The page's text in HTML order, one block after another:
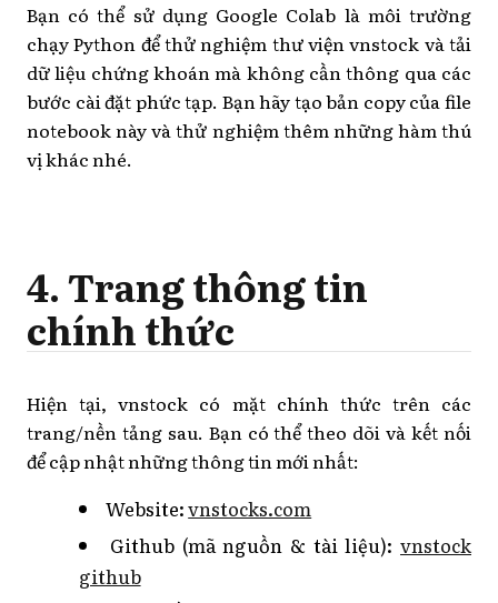
Bạn có thể sử dụng Google Colab là môi trường
chạy Python để thử nghiệm thư viện vnstock và tải
dữ liệu chứng khoán mà không cần thông qua các
bước cài đặt phức tạp. Bạn hãy tạo bản copy của file
notebook này và thử nghiệm thêm những hàm thú
vị khác nhé.
4. Trang thông tin
chính thức
Hiện tại, vnstock có mặt chính thức trên các
trang/nền tảng sau. Bạn có thể theo dõi và kết nối
để cập nhật những thông tin mới nhất:
Website:vnstocks.com
Github (mã nguồn & tài liệu): vnstock
github